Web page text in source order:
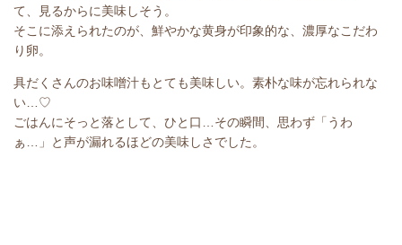
て、見るからに美味しそう。
そこに添えられたのが、鮮やかな黄身が印象的な、濃厚なこだわ
り卵。
具だくさんのお味噌汁もとても美味しい。素朴な味が忘れられな
い…♡
ごはんにそっと落として、ひと口…その瞬間、思わず「うわ
ぁ…」と声が漏れるほどの美味しさでした。